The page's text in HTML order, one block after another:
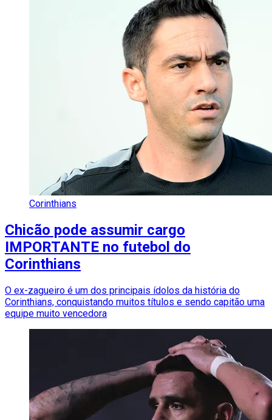
Corinthians
Chicão pode assumir cargo
IMPORTANTE no futebol do
Corinthians
O ex-zagueiro é um dos principais ídolos da história do
Corinthians, conquistando muitos títulos e sendo capitão uma
equipe muito vencedora